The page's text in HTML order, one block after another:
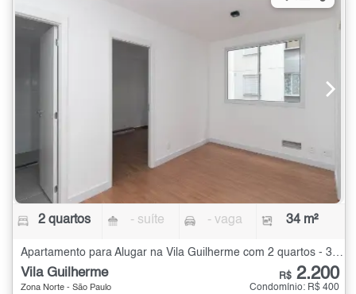
2 quartos - suíte - vaga 34 m²
Apartamento para Alugar na Vila Guilherme com 2 quartos - 34 m²
Vila Guilherme
Zona Norte - São Paulo
R$ 2.200
Condomínio: R$ 400